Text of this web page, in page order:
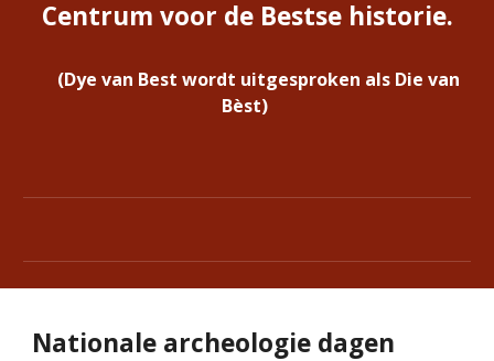
Centrum voor de Bestse historie.
(Dye van Best wordt uitgesproken als Die van
Bèst)
Nationale archeologie dagen